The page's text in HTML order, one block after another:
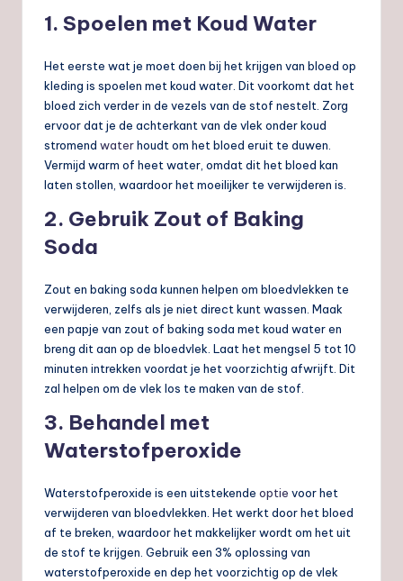
1. Spoelen met Koud Water
Het eerste wat je moet doen bij het krijgen van bloed op
kleding is spoelen met koud water. Dit voorkomt dat het
bloed zich verder in de vezels van de stof nestelt. Zorg
ervoor dat je de achterkant van de vlek onder koud
stromend waterhoudt om het bloed eruit te duwen.
Vermijd warm of heet water, omdat dit het bloed kan
laten stollen, waardoor het moeilijker te verwijderen is.
2. Gebruik Zout of Baking
Soda
Zout en baking soda kunnen helpen om bloedvlekken te
verwijderen, zelfs als je niet direct kunt wassen. Maak
een papje van zout of baking soda met koud water en
breng dit aan op de bloedvlek. Laat het mengsel 5 tot 10
minuten intrekken voordat je het voorzichtig afwrijft. Dit
zal helpen om de vlek los te maken van de stof.
3. Behandel met
Waterstofperoxide
Waterstofperoxide is een uitstekende optie voor het
verwijderen van bloedvlekken. Het werkt door het bloed
af te breken, waardoor het makkelijker wordt om het uit
de stof te krijgen. Gebruik een 3% oplossing van
waterstofperoxide en dep het voorzichtig op de vlek